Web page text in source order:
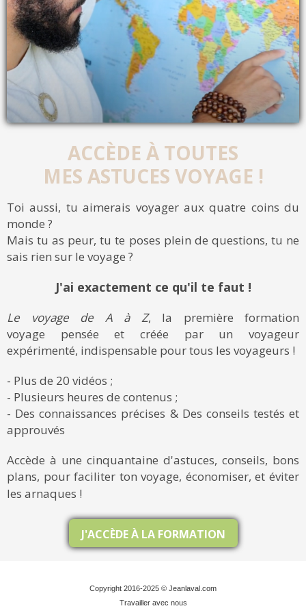
ACCÈDE À TOUTES
MES ASTUCES VOYAGE !
Toi aussi, tu aimerais voyager aux quatre coins du
monde ?
Mais tu as peur, tu te poses plein de questions, tu ne
sais rien sur le voyage ?
J'ai exactement ce qu'il te faut !
Le voyage de A à Z, la première formation
voyage pensée et créée par un voyageur
expérimenté, indispensable pour tous les voyageurs !
- Plus de 20 vidéos ;
- Plusieurs heures de contenus ;
- Des connaissances précises & Des conseils testés et
approuvés
Accède à une cinquantaine d'astuces, conseils, bons
plans, pour faciliter ton voyage, économiser, et éviter
les arnaques !
J'ACCÈDE À LA FORMATION
Copyright 2016-2025 © Jeanlaval.com
Travailler avec nous